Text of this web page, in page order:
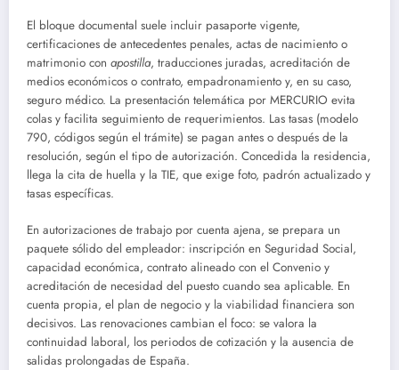
El bloque documental suele incluir pasaporte vigente,
certificaciones de antecedentes penales, actas de nacimiento o
matrimonio con apostilla, traducciones juradas, acreditación de
medios económicos o contrato, empadronamiento y, en su caso,
seguro médico. La presentación telemática por MERCURIO evita
colas y facilita seguimiento de requerimientos. Las tasas (modelo
790, códigos según el trámite) se pagan antes o después de la
resolución, según el tipo de autorización. Concedida la residencia,
llega la cita de huella y la TIE, que exige foto, padrón actualizado y
tasas específicas.
En autorizaciones de trabajo por cuenta ajena, se prepara un
paquete sólido del empleador: inscripción en Seguridad Social,
capacidad económica, contrato alineado con el Convenio y
acreditación de necesidad del puesto cuando sea aplicable. En
cuenta propia, el plan de negocio y la viabilidad financiera son
decisivos. Las renovaciones cambian el foco: se valora la
continuidad laboral, los periodos de cotización y la ausencia de
salidas prolongadas de España.